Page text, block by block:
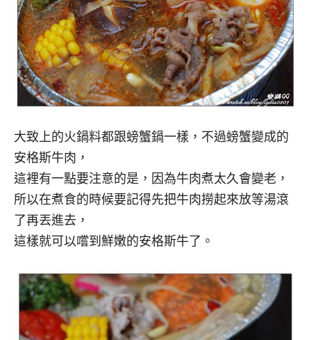
大致上的火鍋料都跟螃蟹鍋一樣，不過螃蟹變成的
安格斯牛肉，
這裡有一點要注意的是，因為牛肉煮太久會變老，
所以在煮食的時候要記得先把牛肉撈起來放等湯滾
了再丟進去，
這樣就可以嚐到鮮嫩的安格斯牛了。